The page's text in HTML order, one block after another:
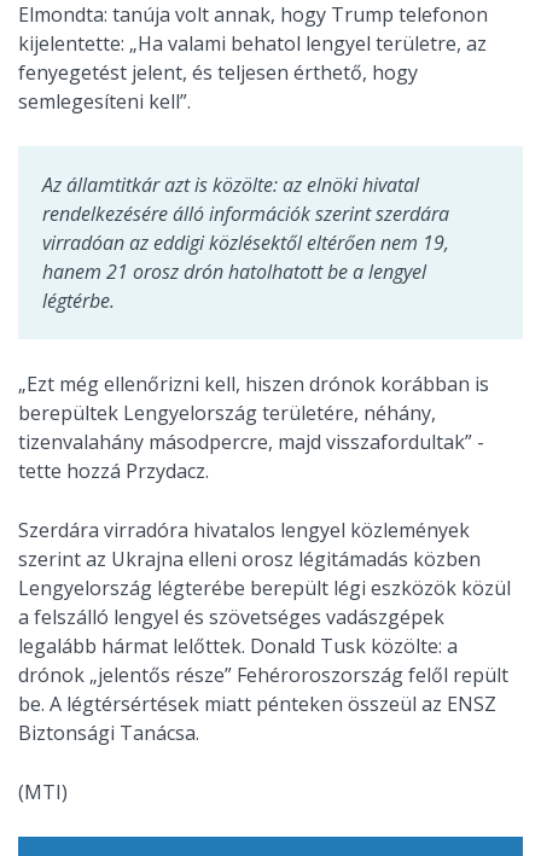
Elmondta: tanúja volt annak, hogy Trump telefonon
kijelentette: „Ha valami behatol lengyel területre, az
fenyegetést jelent, és teljesen érthető, hogy
semlegesíteni kell”.
Az államtitkár azt is közölte: az elnöki hivatal
rendelkezésére álló információk szerint szerdára
virradóan az eddigi közlésektől eltérően nem 19,
hanem 21 orosz drón hatolhatott be a lengyel
légtérbe.
„Ezt még ellenőrizni kell, hiszen drónok korábban is
berepültek Lengyelország területére, néhány,
tizenvalahány másodpercre, majd visszafordultak” -
tette hozzá Przydacz.
Szerdára virradóra hivatalos lengyel közlemények
szerint az Ukrajna elleni orosz légitámadás közben
Lengyelország légterébe berepült légi eszközök közül
a felszálló lengyel és szövetséges vadászgépek
legalább hármat lelőttek. Donald Tusk közölte: a
drónok „jelentős része” Fehéroroszország felől repült
be. A légtérsértések miatt pénteken összeül az ENSZ
Biztonsági Tanácsa.
(MTI)